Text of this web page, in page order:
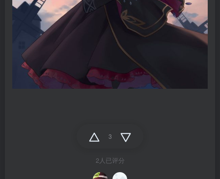
3
2人已评分